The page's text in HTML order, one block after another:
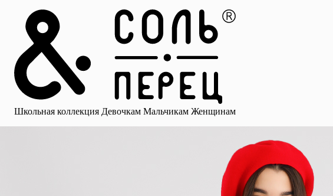
Школьная коллекция Девочкам Мальчикам Женщинам
Главная
Каталог
Избранное
Профиль
Корзина
Школьная коллекция
Мальчикам Женщинам
Брюки для мальчиков
для девочек Носки Рубашки Платья и сарафаны Юбки